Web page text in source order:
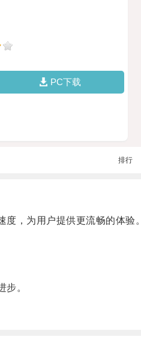
PC下载
排行
，为用户提供更流畅的体验。
。